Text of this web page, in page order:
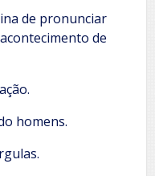
de pronunciar
de
homens.